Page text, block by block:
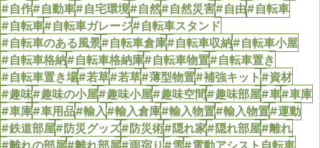
#自作#自動車#自宅環境#自然#自然災害#自由#自転車
#自転車#自転車ガレージ#自転車スタンド
#自転車のある風景#自転車倉庫#自転車収納#自転車小屋
#自転車格納#自転車格納庫#自転車物置#自転車置き
#自転車置き場#若草#若草#薄型物置#補強キット#資材
#趣味#趣味の小屋#趣味小屋#趣味空間#趣味部屋#車#車庫
#車庫#車用品#輸入#輸入倉庫#輸入物置#輸入物置#運動
#鉄道部屋#防災グッズ#防災術#隠れ家#隠れ部屋#離れ